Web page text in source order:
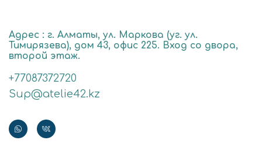
Адрес : г. Алматы, ул. Маркова (уг. ул.
Тимирязева), дом 43, офис 225. Вход со двора,
второй этаж.
+77087372720
Sup@atelie42.kz